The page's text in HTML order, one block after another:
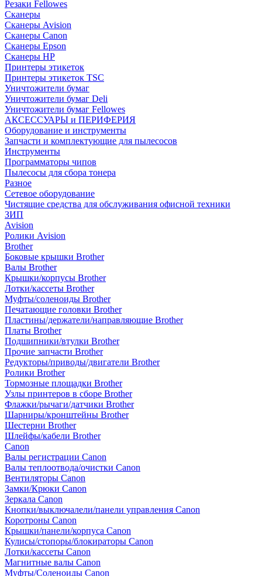
Резаки Fellowes
Сканеры
Сканеры Avision
Сканеры Canon
Сканеры Epson
Сканеры HP
Принтеры этикеток
Принтеры этикеток TSC
Уничтожители бумаг
Уничтожители бумаг Deli
Уничтожители бумаг Fellowes
АКСЕССУАРЫ и ПЕРИФЕРИЯ
Оборудование и инструменты
Запчасти и комплектующие для пылесосов
Инструменты
Программаторы чипов
Пылесосы для сбора тонера
Разное
Сетевое оборудование
Чистящие средства для обслуживания офисной техники
ЗИП
Avision
Ролики Avision
Brother
Боковые крышки Brother
Валы Brother
Крышки/корпусы Brother
Лотки/кассеты Brother
Муфты/соленоиды Brother
Печатающие головки Brother
Пластины/держатели/направляющие Brother
Платы Brother
Подшипники/втулки Brother
Прочие запчасти Brother
Редукторы/приводы/двигатели Brother
Ролики Brother
Тормозные площадки Brother
Узлы принтеров в сборе Brother
Флажки/рычаги/датчики Brother
Шарниры/кронштейны Brother
Шестерни Brother
Шлейфы/кабели Brother
Canon
Валы регистрации Canon
Валы теплоотвода/очистки Canon
Вентиляторы Canon
Замки/Крюки Canon
Зеркала Canon
Кнопки/выключалели/панели управления Canon
Коротроны Canon
Крышки/панели/корпуса Canon
Кулисы/стопоры/блокираторы Canon
Лотки/кассеты Canon
Магнитные валы Canon
Муфты/Соленоиды Canon